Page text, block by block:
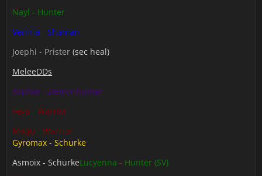
Nayl - Hunter
Veniria - Shaman
Joephi - Prister (sec heal)
MeleeDDs
Asphar - Demonhunter
Feya - Warrior
Moqu - Warrior
Gyromax - Schurke
Asmoix - SchurkeLucyenna - Hunter (SV)